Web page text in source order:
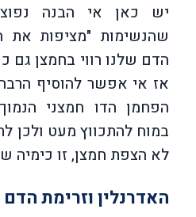
יש כאן אי הבנה
שהנשימות "מציפות את
הדם שלנו רווי בחמצן גם
אז אי אפשר להוסיף
הפחמן הדו חמצני
במוח להתכווץ מעט ולכן
לא הצפת חמצן, זו כימיה
האדרנלין וזרימת הדם